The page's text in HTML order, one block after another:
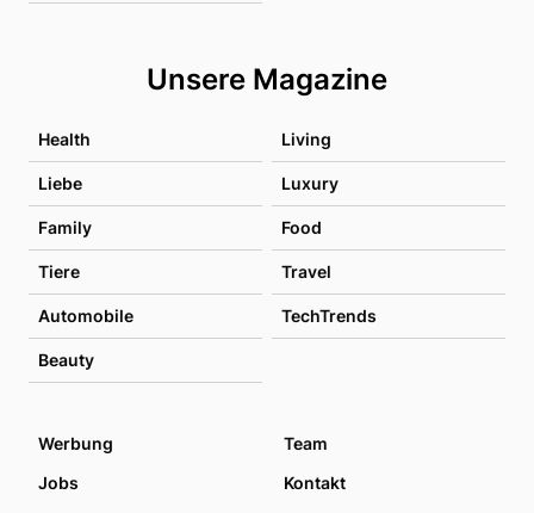
Unsere Magazine
Health Living
Liebe Luxury
Family Food
Tiere Travel
Automobile TechTrends
Beauty
Werbung
Team
Jobs
Kontakt